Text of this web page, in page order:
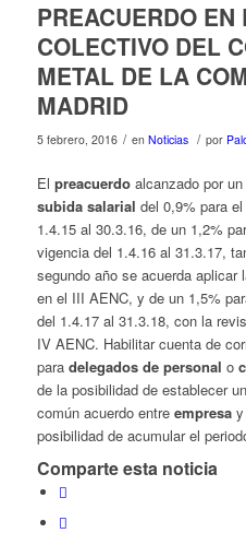
PREACUERDO EN
COLECTIVO DEL
METAL DE LA
MADRID
5 febrero, 2016 / en Noticias / por
El preacuerdoalcanzado por un
subida salarial del 0,9% para
1.4.15 al 30.3.16, de un 1,2%
vigencia del 1.4.16 al 31.3.17,
segundo año se acuerda aplicar
en el III AENC, y de un 1,5%
del 1.4.17 al 31.3.18, con la
IV AENC. Habilitar cuenta de
paradelegados de personal o
de la posibilidad de establecer un
común acuerdo entre empresay
posibilidad de acumular el
Comparte esta noticia